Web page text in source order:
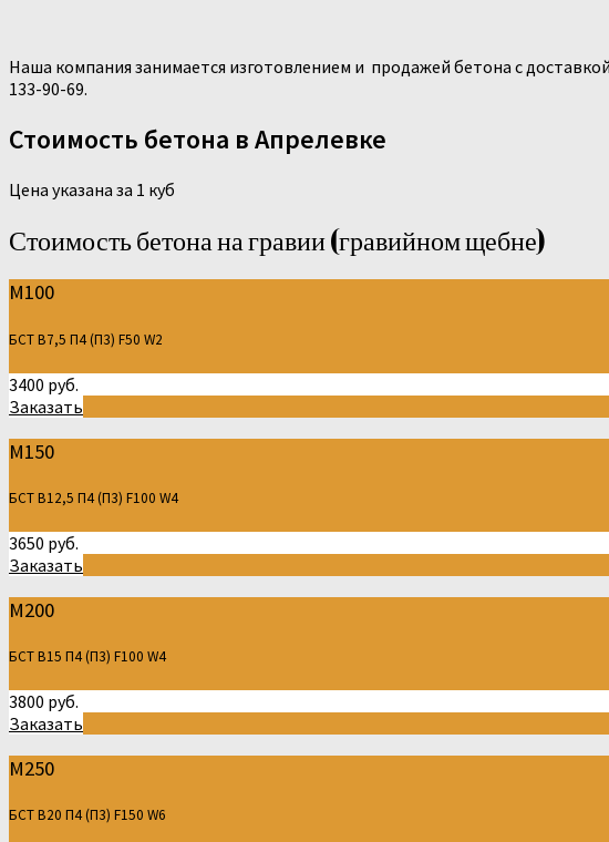
Наша компания занимается изготовлением и продажей бетона с
133-90-69.
Стоимость бетона в Апрелевке
Цена указана за 1 куб
Стоимость бетона на гравии (гравийном щебне)
М100
БСТ В7,5 П4 (П3) F50 W2
3400 руб.
Заказать
М150
БСТ В12,5 П4 (П3) F100 W4
3650 руб.
Заказать
М200
БСТ В15 П4 (П3) F100 W4
3800 руб.
Заказать
М250
БСТ В20 П4 (П3) F150 W6